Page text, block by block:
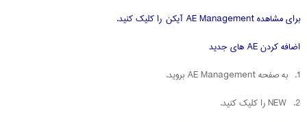
برای مشاهده AE Management آیکن را کلیک کنید.
اضافه کردن AE های جدید
1. به صفحه AE Management بروید.
2. NEW را کلیک کنید.